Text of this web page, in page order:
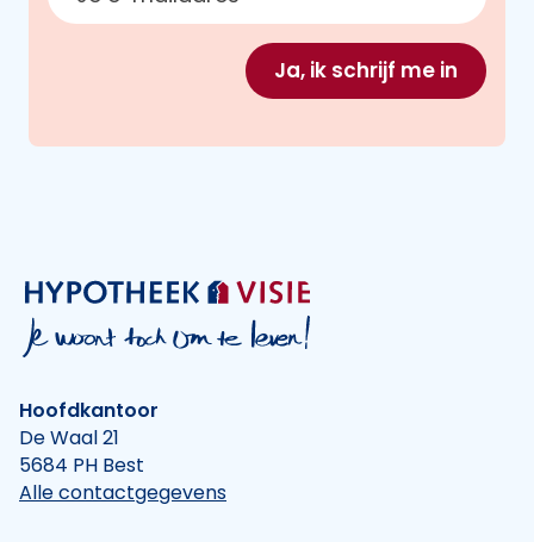
Ja, ik schrijf me in
Hoofdkantoor
De Waal 21
5684 PH Best
Alle contactgegevens